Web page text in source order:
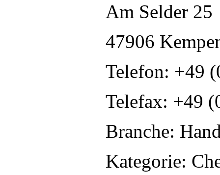
Am Selder 25
47906
Telefon: +49
Telefax: +49
Branche:
Kategorie: